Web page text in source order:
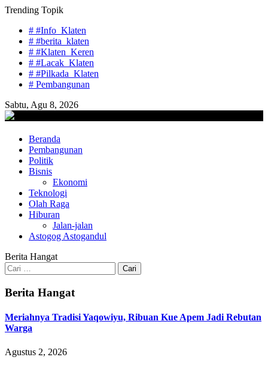
Skip
content
Trending Topik
# #Info_Klaten
# #berita_klaten
# #Klaten_Keren
# #Lacak_Klaten
# #Pilkada_Klaten
# Pembangunan
Sabtu, Agu 8, 2026
lacaknews.com
Lacak Gaya Baru
Beranda
Pembangunan
Politik
Bisnis
Ekonomi
Teknologi
Olah Raga
Hiburan
Jalan-jalan
Astogog Astogandul
Berita Hangat
Cari
untuk:
Berita Hangat
Meriahnya Tradisi Yaqowiyu, Ribuan Kue Apem Jadi Rebutan
Warga
Agustus 2, 2026